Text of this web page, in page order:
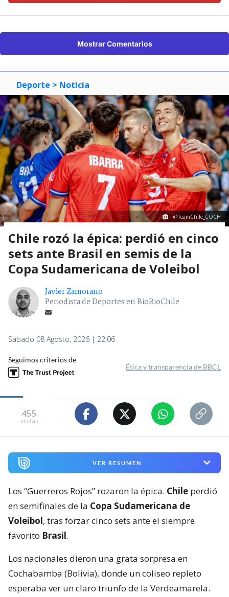
Mostrar Comentarios
Deporte > Noticia
@TeamChile_COCH
Chile rozó la épica: perdió en cinco
sets ante Brasil en semis de la
Copa Sudamericana de Voleibol
Javier Zamorano
Periodista de Deportes en BioBioChile
Sábado 08 Agosto, 2026 | 22:06
Seguimos criterios de
Ética y transparencia de BBCL
455
visitas
VER RESUMEN
Los “Guerreros Rojos” rozaron la épica. Chile perdió
en semifinales de la Copa Sudamericana de
Voleibol, tras forzar cinco sets ante el siempre
favorito Brasil.
Los nacionales dieron una grata sorpresa en
Cochabamba (Bolivia), donde un coliseo repleto
esperaba ver un claro triunfo de la Verdeamarela.